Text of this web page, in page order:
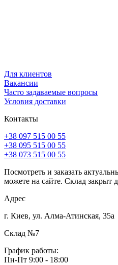
Для клиентов
Вакансии
Часто задаваемые вопросы
Условия доставки
Контакты
+38 097 515 00 55
+38 095 515 00 55
+38 073 515 00 55
Посмотреть и заказать
можете на сайте. Склад закрыт
Адрес
г. Киев, ул. Алма-Атинская, 35а
Склад №7
График работы:
Пн-Пт 9:00 - 18:00